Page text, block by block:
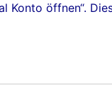
Konto öffnen“.